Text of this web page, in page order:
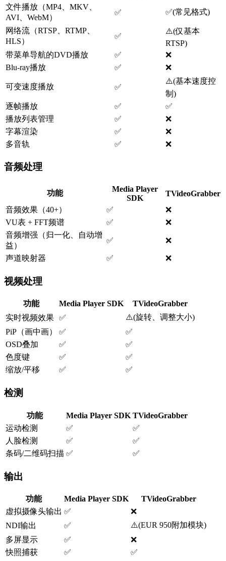
文件播放（MP4、MKV、
AVI、WebM）
✅ ✅(常见格式)
网络流（RTSP、RTMP、
HLS）
✅
⚠️(仅基本
RTSP)
带菜单导航的DVD播放
✅
❌
Blu-ray播放
✅ ❌
可变速度播放 ✅
⚠️(基本速度控
制 )
逐帧播放
✅
✅
播放列表管理
✅
❌
字幕渲染
✅
❌
多音轨
✅ ❌
音频处理
功能
Media Player
SDK
TVideoGrabber
音频效果（40+）
✅
❌
VU表 + FFT频谱
✅
❌
音频增强（归一化、自动增
益）
✅ ❌
声道映射器 ✅ ❌
视频处理
功能 Media Player SDK
TVideoGrabber
实时视频效果 ✅ ⚠️(旋转、调整大小)
PiP（画中画）
✅
✅
OSD叠加
✅
✅
色度键
✅
✅
缩放/平移
✅ ✅
检测
功能 Media Player SDK TVideoGrabber
运动检测
✅
✅
人脸检测
✅
✅
条码/二维码扫描 ✅ ✅
输出
功能 Media Player SDK
TVideoGrabber
虚拟摄像头输出 ✅
❌
NDI输出
✅ ⚠️(EUR 950附加模块)
多屏显示
✅
❌
快照捕获
✅ ✅